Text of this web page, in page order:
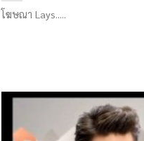
โฆษณา Lays.....